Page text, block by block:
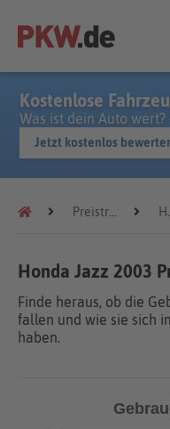
Kostenlose
Was ist dein Auto wert?
Jetzt kostenlos
Preistrends Honda
Honda Jazz 2003
Finde heraus, ob die
fallen und wie sie sich
haben.